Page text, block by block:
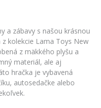
a zábavy s našou krásnou
kolekcie Lama Toys New
z mäkkého plyšu a
materiál, ale aj
hračka je vybavená
autosedačke alebo